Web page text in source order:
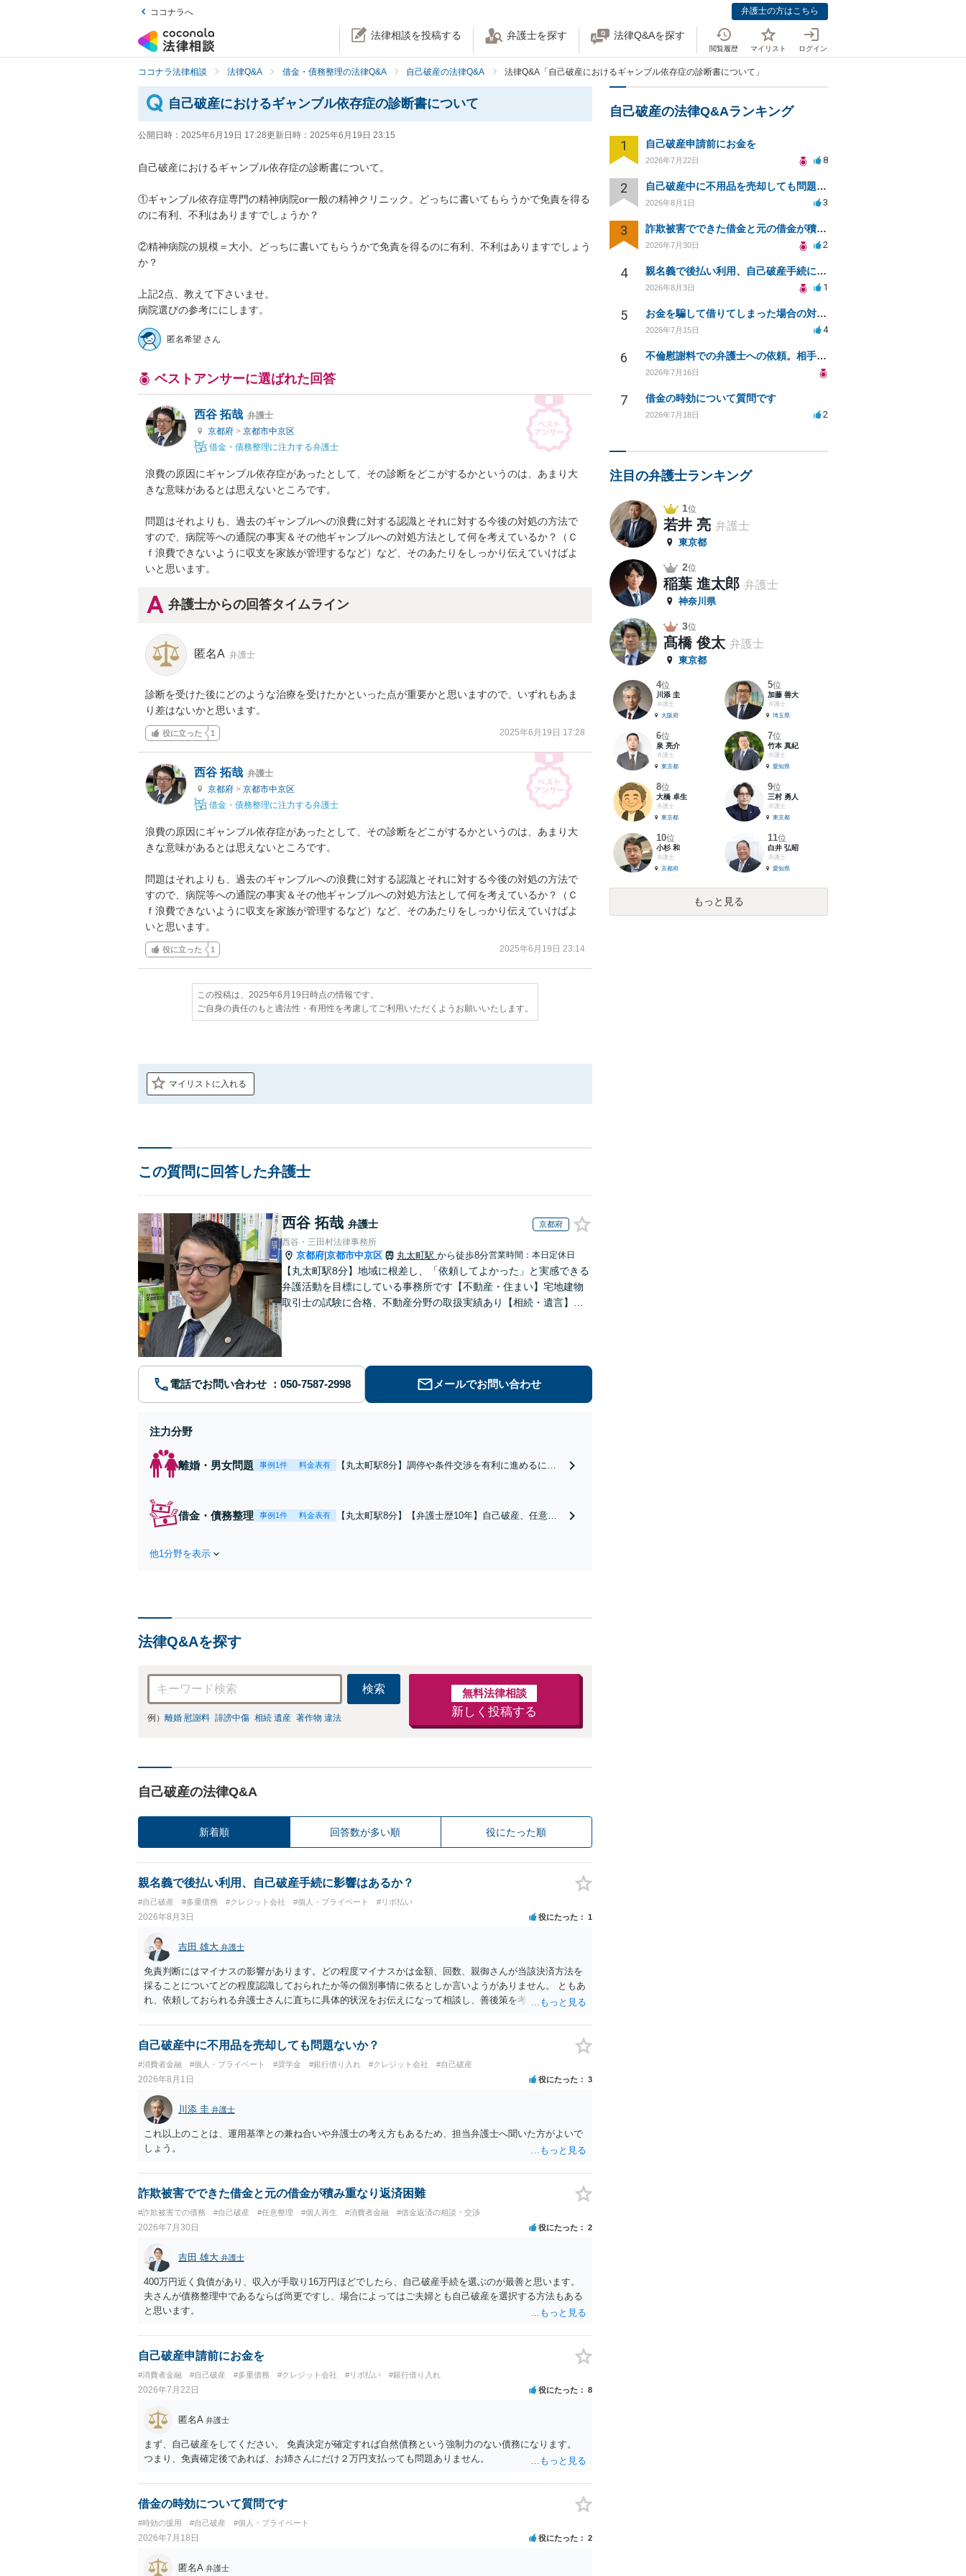
ココナラへ 弁護士の方はこちら
法律相談を投稿する 弁護士を探す 法律Q&Aを探す
閲覧履歴 マイリスト ログイン
ココナラ法律相談 法律Q&A 借金・債務整理の法律Q&A 自己破産の法律Q&A 法律Q&A「自己破産におけるギャンブル依存症の診断書について」
自己破産におけるギャンブル依存症の診断書について
公開日時： 2025年6月19日 17:28更新日時： 2025年6月19日 23:15
自己破産におけるギャンブル依存症の診断書について。
①ギャンブル依存症専門の精神病院or一般の精神クリニック。どっちに書いてもらうかで免責を得る
のに有利、不利はありますでしょうか？
②精神病院の規模＝大小。どっちに書いてもらうかで免責を得るのに有利、不利はありますでしょう
か？
上記2点、教えて下さいませ。
病院選びの参考ににします。
匿名希望 さん
ベストアンサーに選ばれた回答
西谷 拓哉 弁護士
京都府 > 京都市中京区
借金・債務整理に注力する弁護士
浪費の原因にギャンブル依存症があったとして、その診断をどこがするかというのは、あまり大
きな意味があるとは思えないところです。
問題はそれよりも、過去のギャンブルへの浪費に対する認識とそれに対する今後の対処の方法で
すので、病院等への通院の事実＆その他ギャンブルへの対処方法として何を考えているか？（Ｃ
ｆ浪費できないように収支を家族が管理するなど）など、そのあたりをしっかり伝えていけばよ
いと思います。
弁護士からの回答タイムライン
匿名A 弁護士
診断を受けた後にどのような治療を受けたかといった点が重要かと思いますので、いずれもあま
り差はないかと思います。
役に立った 1 2025年6月19日 17:28
西谷 拓哉 弁護士
京都府 > 京都市中京区
借金・債務整理に注力する弁護士
浪費の原因にギャンブル依存症があったとして、その診断をどこがするかというのは、あまり大
きな意味があるとは思えないところです。
問題はそれよりも、過去のギャンブルへの浪費に対する認識とそれに対する今後の対処の方法で
すので、病院等への通院の事実＆その他ギャンブルへの対処方法として何を考えているか？（Ｃ
ｆ浪費できないように収支を家族が管理するなど）など、そのあたりをしっかり伝えていけばよ
いと思います。
役に立った 1 2025年6月19日 23:14
この投稿は、2025年6月19日時点の情報です。
ご自身の責任のもと適法性・有用性を考慮してご利用いただくようお願いいたします。
マイリストに入れる
この質問に回答した弁護士
西谷 拓哉 弁護士 京都府
西谷・三田村法律事務所
京都府 京都市中京区 丸太町駅 から徒歩8分営業時間：本日定休日
【丸太町駅8分】地域に根差し、「依頼してよかった」と実感できる
弁護活動を目標にしている事務所です【不動産・住まい】宅地建物
取引士の試験に合格、不動産分野の取扱実績あり【相続・遺言】相
電話でお問い合わせ メールでお問い合わせ
注力分野
離婚・男女問題 事例1件 料金表有
【丸太町駅8分】調停や条件交渉を有利に進めるに
い【初回相談３０分無料】【電話相談可】
借金・債務整理 事例1件 料金表有
【丸太町駅8分】【弁護士歴10年】自己破産、任意整
他1分野を表示
法律Q&Aを探す
検索
例） 離婚 慰謝料 誹謗中傷 相続 遺産 著作物 違法
無料法律相談
新しく投稿する
自己破産の法律Q&A
新着順 回答数が多い順 役にたった順
親名義で後払い利用、自己破産手続に影響はあるか？
#自己破産 #多重債務 #クレジット会社 #個人・プライベート #リボ払い
2026年8月3日 役にたった 1
吉田 雄大 弁護士
免責判断にはマイナスの影響があります。どの程度マイナスかは金額、回数、親御さんが当該決済方法を
採ることについてどの程度認識しておられたか等の個別事情に依るとしか言いようがありません。 ともあ
れ、依頼しておられる弁護士さんに直ちに具体的状況をお伝えになって相談し、善後策を考えることをお
自己破産中に不用品を売却しても問題ないか？
#消費者金融 #個人・プライベート #奨学金 #銀行借り入れ #クレジット会社 #自己破産
2026年8月1日 役にたった 3
川添 圭 弁護士
これ以上のことは、運用基準との兼ね合いや弁護士の考え方もあるため、担当弁護士へ聞いた方がよいで
しょう。
詐欺被害でできた借金と元の借金が積み重なり返済困難
#詐欺被害での債務 #自己破産 #任意整理 #個人再生 #消費者金融 #借金返済の相談・交渉
2026年7月30日 役にたった 2
吉田 雄大 弁護士
400万円近く負債があり、収入が手取り16万円ほどでしたら、自己破産手続を選ぶのが最善と思います。
夫さんが債務整理中であるならば尚更ですし、場合によってはご夫婦とも自己破産を選択する方法もある
と思います。
自己破産申請前にお金を
#消費者金融 #自己破産 #多重債務 #クレジット会社 #リボ払い #銀行借り入れ
2026年7月22日 役にたった 8
匿名A 弁護士
まず、自己破産をしてください。 免責決定が確定すれば自然債務という強制力のない債務になります。
つまり、免責確定後であれば、お姉さんにだけ２万円支払っても問題ありません。
借金の時効について質問です
#時効の援用 #自己破産 #個人・プライベート
2026年7月18日 役にたった 2
匿名A 弁護士
自己破産の法律Q&Aランキング
1 自己破産申請前にお金を
2026年7月22日 8
2 自己破産中に不用品を売却しても問題ないか？
2026年8月1日 3
3 詐欺被害でできた借金と元の借金が積み重なり返済困難
2026年7月30日 2
4 親名義で後払い利用、自己破産手続に影響はあるか？
2026年8月3日 1
5 お金を騙して借りてしまった場合の対処法と今後の対応策
2026年7月15日 4
6 不倫慰謝料での弁護士への依頼。相手が自己破産、弁護士との契約範囲は？
2026年7月16日
7 借金の時効について質問です
2026年7月18日 2
注目の弁護士ランキング
1位
若井 亮 弁護士
東京都
2位
稲葉 進太郎 弁護士
神奈川県
3位
髙橋 俊太 弁護士
東京都
4位
川添 圭
弁護士
大阪府
5位
加藤 善大
弁護士
埼玉県
6位
泉 亮介
弁護士
東京都
7位
竹本 真紀
弁護士
愛知県
8位
大橋 卓生
弁護士
東京都
9位
三村 勇人
弁護士
東京都
10位
小杉 和
弁護士
京都府
11位
白井 弘昭
弁護士
愛知県
もっと見る